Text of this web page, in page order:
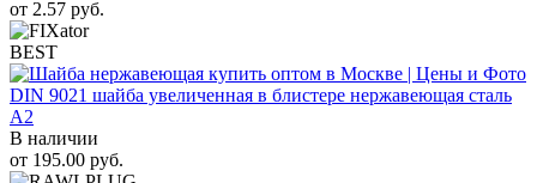
от 2.57 руб.
BEST
DIN 9021 шайба увеличенная в блистере нержавеющая сталь
A2
В наличии
от 195.00 руб.